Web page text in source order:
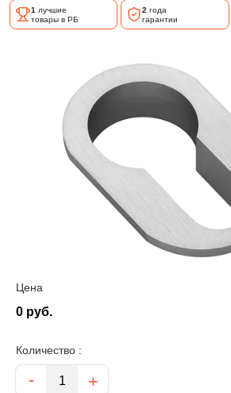
1 лучшие
товары в РБ
2 года
гарантии
Цена
0 руб.
Количество :
Количество
- +